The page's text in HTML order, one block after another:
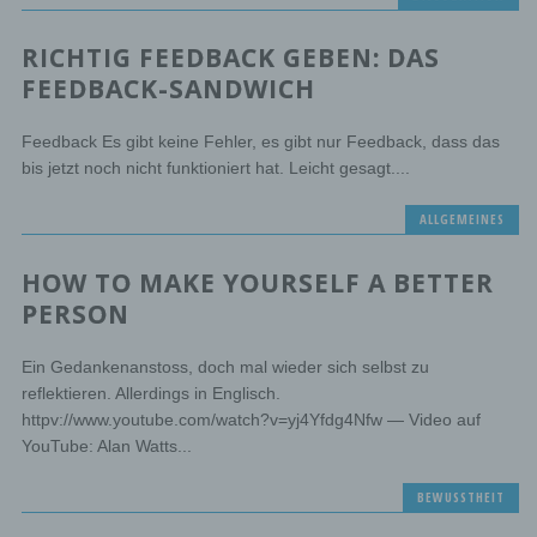
RICHTIG FEEDBACK GEBEN: DAS
FEEDBACK-SANDWICH
Feedback Es gibt keine Fehler, es gibt nur Feedback, dass das
bis jetzt noch nicht funktioniert hat. Leicht gesagt....
ALLGEMEINES
HOW TO MAKE YOURSELF A BETTER
PERSON
Ein Gedankenanstoss, doch mal wieder sich selbst zu
reflektieren. Allerdings in Englisch.
httpv://www.youtube.com/watch?v=yj4Yfdg4Nfw — Video auf
YouTube: Alan Watts...
BEWUSSTHEIT
recording, organisation, structuring, storage, adaptation
transmission, dissemination or otherwise making
available, alignment or combination, restriction, erasure
or destruction.
d) Restriction of processing
Restriction of processing is the marking of stored
personal data with the aim oflimiting their processing in
e) Profiling
Profiling means any form of automated processing of
personal data consisting of the use of personal data to
evaluate certain personal aspects relating to a natural
person, in particular to analyse or predict aspects
concerning that natural person's performance at work,
interests, reliability, behaviour, location or movements.